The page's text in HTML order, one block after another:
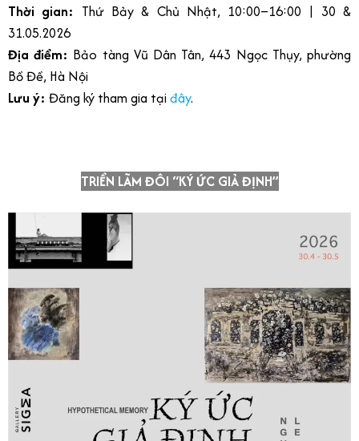
Thời gian: Thứ Bảy & Chủ Nhật, 10:00–16:00 | 30 &
31.05.2026
Địa điểm: Bảo tàng Vũ Dân Tân, 443 Ngọc Thụy, phường
Bồ Đề, Hà Nội
Lưu ý: Đăng ký tham gia tại đây.
TRIỂN LÃM ĐÔI “KÝ ỨC GIẢ ĐỊNH”